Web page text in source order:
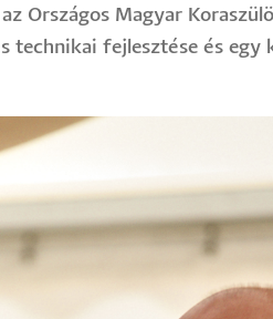
Országos Magyar
fejlesztése és egy